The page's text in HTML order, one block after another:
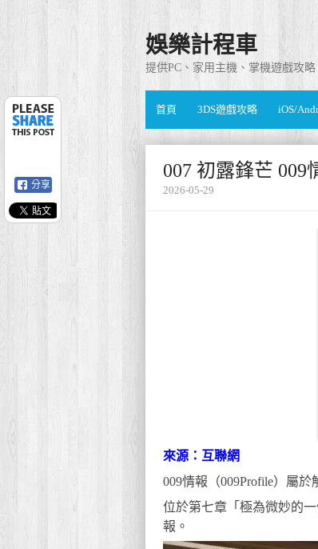
娛樂計程車
提供PC、家用主機、掌機遊戲攻
首頁 3DS遊戲攻略 iOS/
007 初露鋒芒 009
2026-05-29
來源：互聯網
009情報（009Profile）屬
位於第七章「極為微妙的
報。
分享